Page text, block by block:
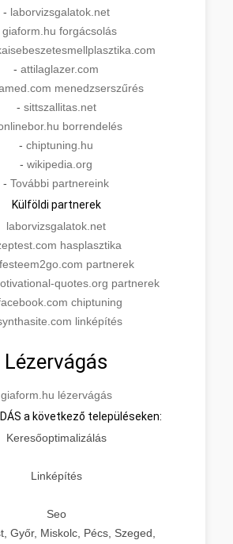
- laborvizsgalatok.net
giaform.hu forgácsolás
- attilaglazer.com
menedzserszűrés
- sittszallitas.net
borrendelés
- chiptuning.hu
- wikipedia.org
- További partnereink
Külföldi partnerek
laborvizsgalatok.net
hasplasztika
partnerek
quotes.org partnerek
chiptuning
linképítés
Lézervágás
giaform.hu lézervágás
a következő településeken:
Keresőoptimalizálás
Linképítés
Seo
Győr, Miskolc, Pécs, Szeged,